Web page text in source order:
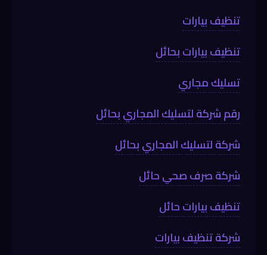
تنظيف بيارات
تنظيف بيارات بحائل
تسليك مجاري
رقم شركة لتسليك المجاري بحائل
شركة لتسليك المجاري بحائل
شركة صرف صحي حائل
تنظيف بيارات حائل
شركة تنظيف بيارات